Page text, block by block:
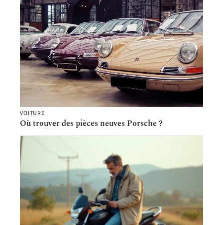
VOITURE
Où trouver des pièces neuves Porsche ?